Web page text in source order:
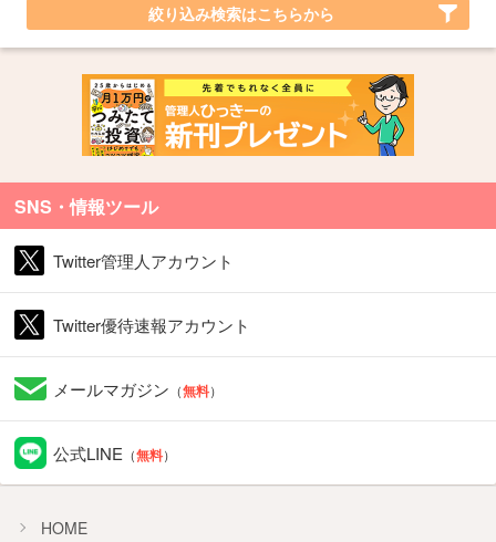
絞り込み検索はこちらから
SNS・情報ツール
Twitter管理人アカウント
Twitter優待速報アカウント
メールマガジン （無料）
公式LINE （無料）
HOME